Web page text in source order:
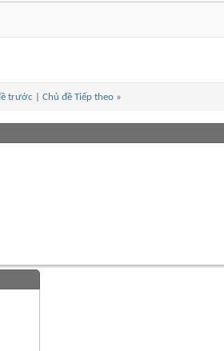
trước Chủ đề Tiếp theo »